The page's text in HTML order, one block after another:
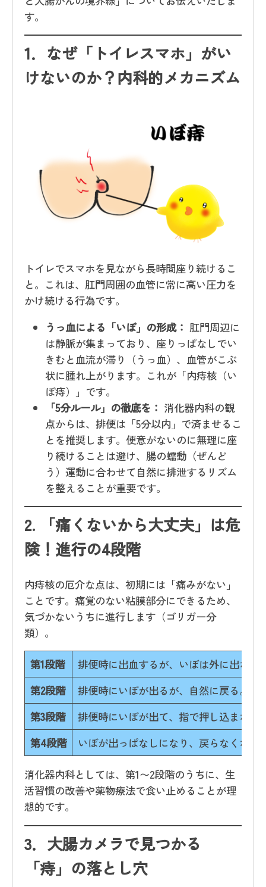
す。
1． なぜ「トイレスマホ」がい
けないのか？内科的メカニズム
トイレでスマホを見ながら長時間座り続けるこ
と。これは、肛門周囲の血管に常に高い圧力を
かけ続ける行為です。
うっ血による「いぼ」の形成： 肛門周辺に
は静脈が集まっており、座りっぱなしでい
きむと血流が滞り（うっ血）、血管がこぶ
状に腫れ上がります。これが「内痔核（い
ぼ痔）」です。
「5分ルール」の徹底を： 消化器内科の観
点からは、排便は「5分以内」で済ませるこ
とを推奨します。便意がないのに無理に座
り続けることは避け、腸の蠕動（ぜんど
う）運動に合わせて自然に排泄するリズム
を整えることが重要です。
2.
「痛くないから大丈夫」は危
険！進行の4段階
内痔核の厄介な点は、初期には「痛みがない」
ことです。痛覚のない粘膜部分にできるため、
気づかないうちに進行します（ゴリガー分
類）。
第1段階
排便時に出血するが、いぼは外に出ない
第2段階
排便時にいぼが出るが、自然に戻る。
第3段階
排便時にいぼが出て、指で押し込まない
第4段階
いぼが出っぱなしになり、戻らなくなる
消化器内科としては、第1〜2段階のうちに、生
活習慣の改善や薬物療法で食い止めることが理
想的です。
3． 大腸カメラで見つかる
「痔」の落とし穴